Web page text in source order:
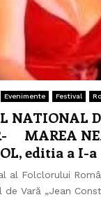
Evenimente Festival
NATIONAL
MAREA
editia a I-a
al Folclorului
Vară „Jean